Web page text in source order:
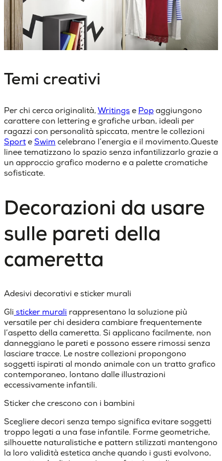
Temi creativi
Per chi cerca originalità,Writingse Popaggiungono
carattere con lettering e grafiche urban, ideali per
ragazzi con personalità spiccata, mentre le collezioni
SporteSwim celebrano l’energia e il movimento.Queste
linee tematizzano lo spazio senza infantilizzarlo grazie a
un approccio grafico moderno e a palette cromatiche
sofisticate.
Decorazioni da usare
sulle pareti della
cameretta
Adesivi decorativi e sticker murali
Gli sticker murali rappresentano la soluzione più
versatile per chi desidera cambiare frequentemente
l’aspetto della cameretta. Si applicano facilmente, non
danneggiano le pareti e possono essere rimossi senza
lasciare tracce. Le nostre collezioni propongono
soggetti ispirati al mondo animale con un tratto grafico
contemporaneo, lontano dalle illustrazioni
eccessivamente infantili.
Sticker che crescono con i bambini
Scegliere decori senza tempo significa evitare soggetti
troppo legati a una fase infantile. Forme geometriche,
silhouette naturalistiche e pattern stilizzati mantengono
la loro validità estetica anche quando i gusti evolvono,